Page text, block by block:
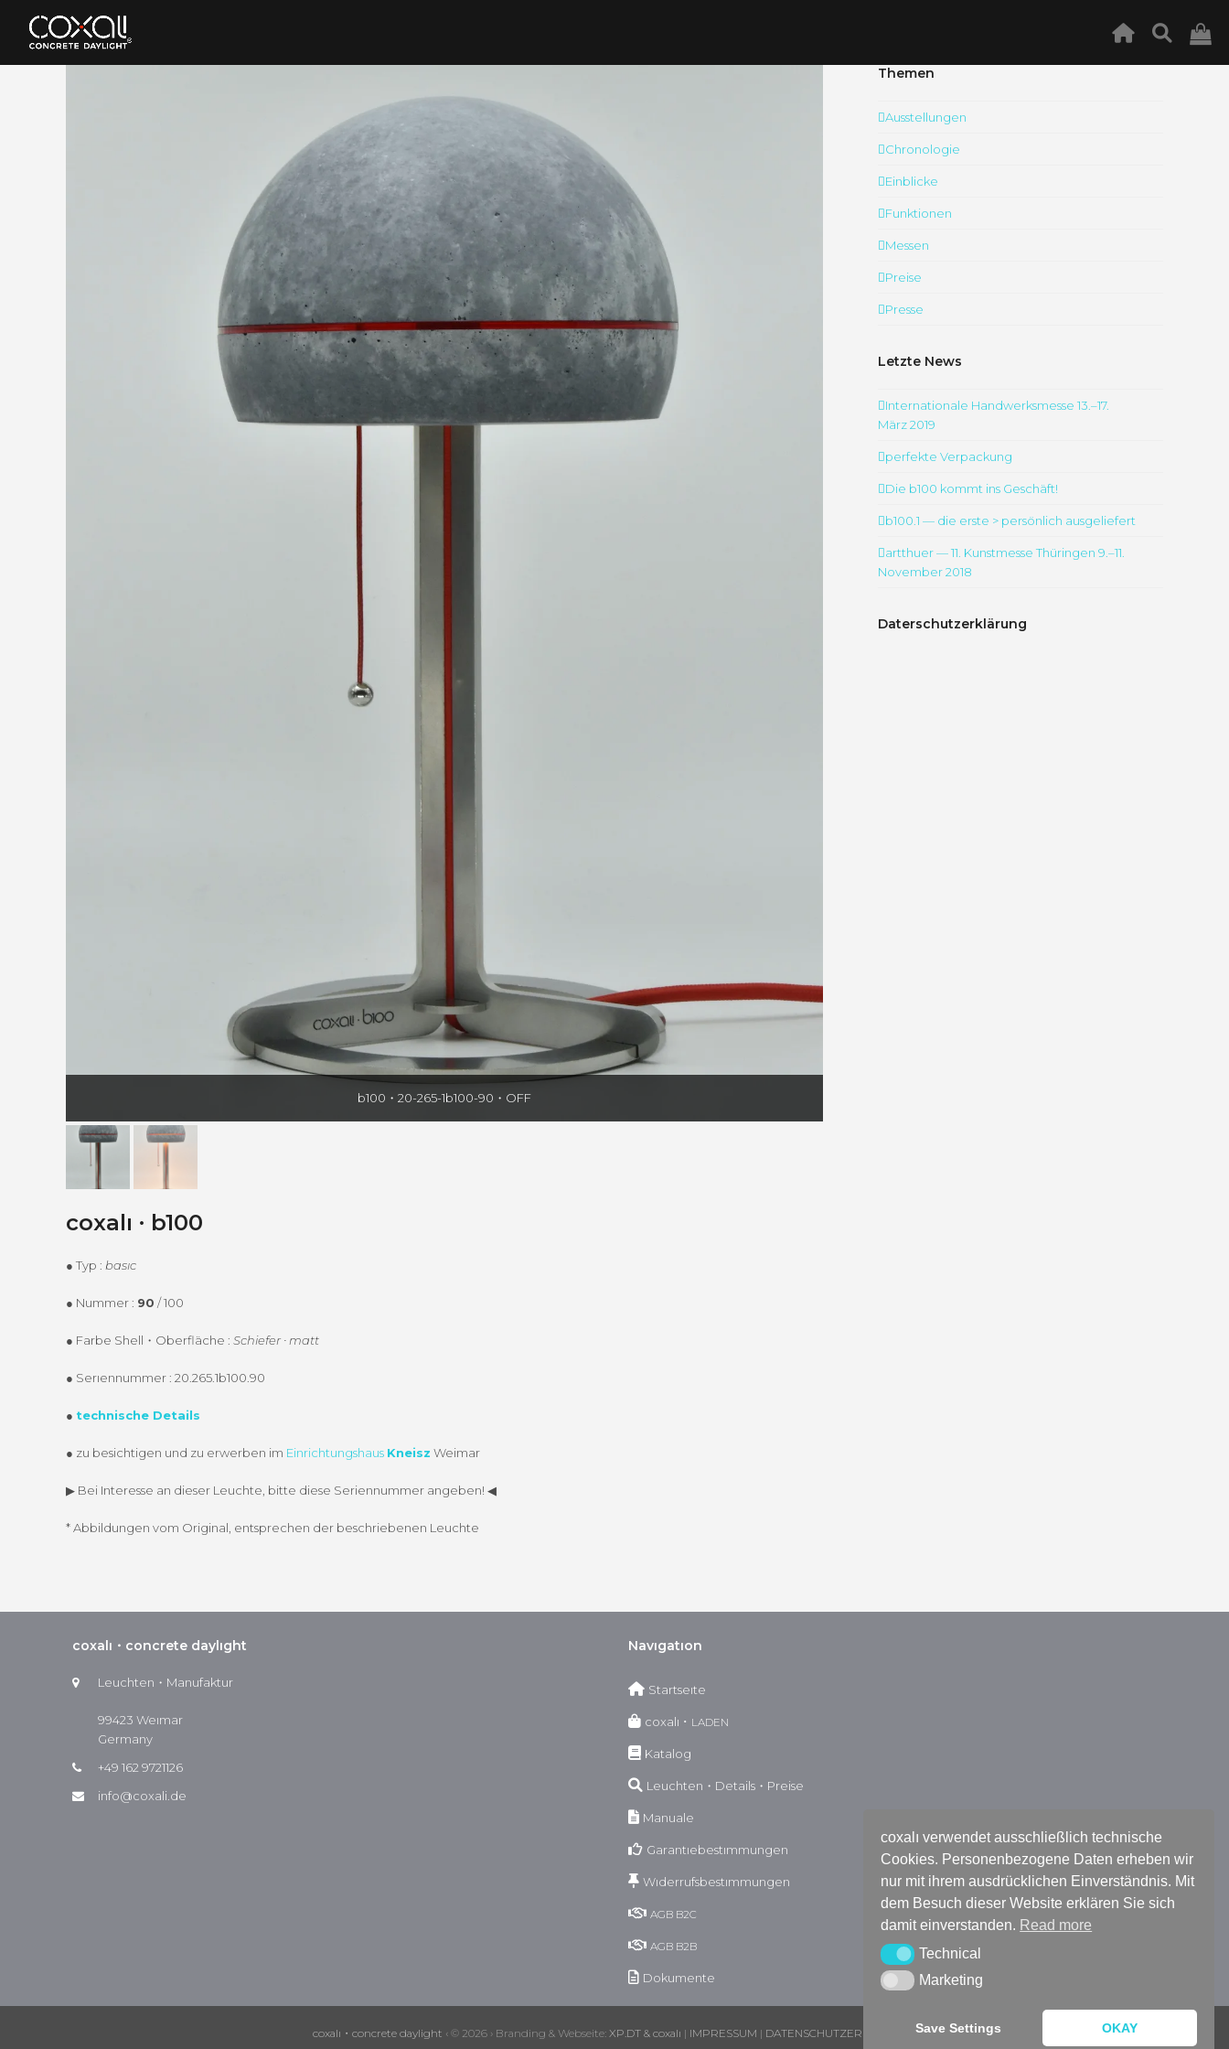
b100・20-265-1b100-90・OFF
coxalı ∙ b100
● Typ : basıc
● Num­mer : 90 / 100
● Farbe Shell・Oberfläche : Schiefer ∙ matt
● Serıen­num­mer : 20.265.1b100.90
● tech­nis­che Details
● zu besichti­gen und zu erwer­ben im Ein­rich­tung­shaus Kneisz Weimar
▶︎ Bei Inter­esse an dieser Leuchte, bitte diese Seri­en­num­mer angeben! ◀︎
* Abbil­dun­gen vom Orig­i­nal, entsprechen der beschriebe­nen Leuchte
Themen
Ausstellungen
Chronologie
Einblicke
Funktionen
Messen
Preise
Presse
Letzte News
Internationale Handwerksmesse 13.–17.
März 2019
perfekte Verpackung
Die b100 kommt ins Geschäft!
b100.1 — die erste > persönlich ausgeliefert
artthuer — 11. Kunstmesse Thüringen 9.–11.
November 2018
Daterschutzerklärung
coxalı・concrete daylıght
Leuchten・Manufaktur
99423 Weımar
Germany
+49 162 9721126
info@coxali.de
Navıgatıon
Startseıte
coxalı ･ LADEN
Katalog
Leuchten・Details・Preise
Manuale
Garantıebestımmungen
Wıderrufsbestımmungen
AGB B2C
AGB B2B
Dokumente
coxalı・concrete daylight ‹ © 2026 › Branding & Webseite: XP.DT & coxalı | IMPRESSUM | DATENSCHUTZERKLÄRUNG
coxalı verwendet ausschließlich technische
Cookies. Personenbezogene Daten erheben wir
nur mit ihrem ausdrücklichen Einverständnis. Mit
dem Besuch dieser Website erklären Sie sich
damit einverstanden. Read more
TechnicalTechnical
MarketingMarketing
Save Settings OKAY